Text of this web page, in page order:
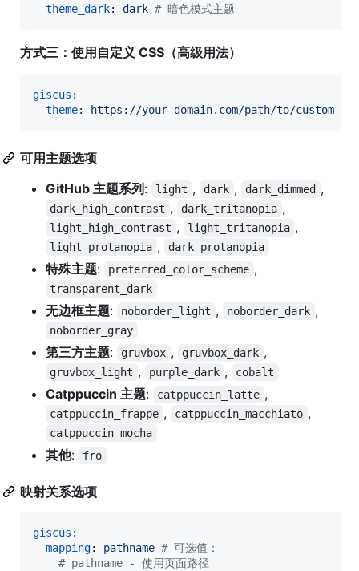
theme_dark: dark # 暗色模式主题
方式三：使用自定义 CSS（高级用法）
giscus :
theme: https://your-domain.com/path/to/custom-
可用主题选项
GitHub 主题系列 : light , dark , dark_dimmed ,
dark_high_contrast , dark_tritanopia ,
light_high_contrast , light_tritanopia ,
light_protanopia , dark_protanopia
特殊主题: preferred_color_scheme ,
transparent_dark
无边框主题: noborder_light , noborder_dark ,
noborder_gray
第三方主题: gruvbox , gruvbox_dark ,
gruvbox_light , purple_dark , cobalt
Catppuccin 主题: catppuccin_latte ,
catppuccin_frappe , catppuccin_macchiato ,
catppuccin_mocha
其他: fro
映射关系选项
giscus :
mapping: pathname # 可选值：
# pathname - 使用页面路径